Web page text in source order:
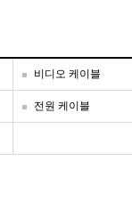
비디오 케이블
전원 케이블